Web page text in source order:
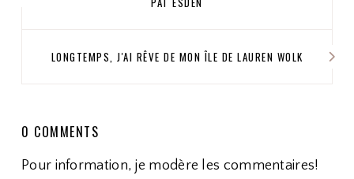
LONGTEMPS, J'AI RÊVE DE MON ÎLE DE LAUREN WOLK
0 COMMENTS
Pour information, je modère les commentaires!